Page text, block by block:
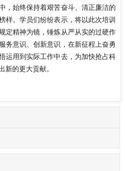
，始终保持着艰苦奋斗、清正廉洁的
样。学员们纷纷表示，将以此次培训
定精神为镜，锤炼从严从实的过硬作
务意识、创新意识，在新征程上奋勇
运用到实际工作中去，为加快抢占科
的更大贡献。